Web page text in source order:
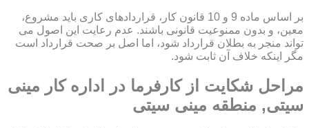
بر اساس ماده 9 و 10 قانون کار، قراردادهای کاری باید مشروع،
معین، و بدون ممنوعیت قانونی باشند. عدم رعایت این اصول می
تواند منجر به بطلان قرارداد شود، اما اصل بر صحت قرارداد است
مگر اینکه خلاف آن ثابت شود.
مراحل شکایت از کارفرما در اداره کار مینی
سیتی, منطقه مینی سیتی